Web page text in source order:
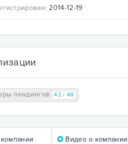
2014-12-19
лендингов 42 / 48
Видео о компании